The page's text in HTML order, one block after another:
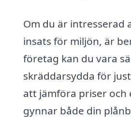
Om du är intresserad
insats för miljön, är
företag kan du vara
skräddarsydda för
att jämföra priser och
gynnar både din